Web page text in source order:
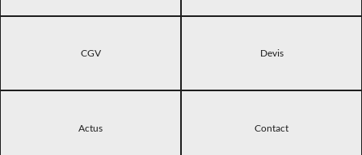
CGV Devis
Actus Contact